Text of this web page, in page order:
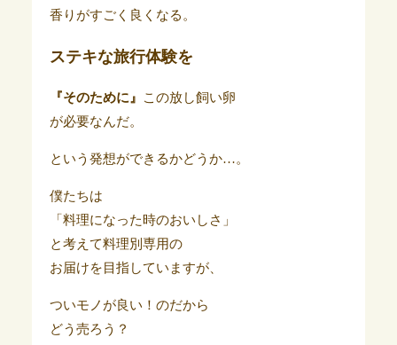
香りがすごく良くなる。
ステキな旅行体験を
『そのために』
この放し飼い卵
が必要なんだ。
という発想ができるかどうか…。
僕たちは
「料理になった時のおいしさ」
と考えて料理別専用の
お届けを目指していますが、
ついモノが良い！のだから
どう売ろう？